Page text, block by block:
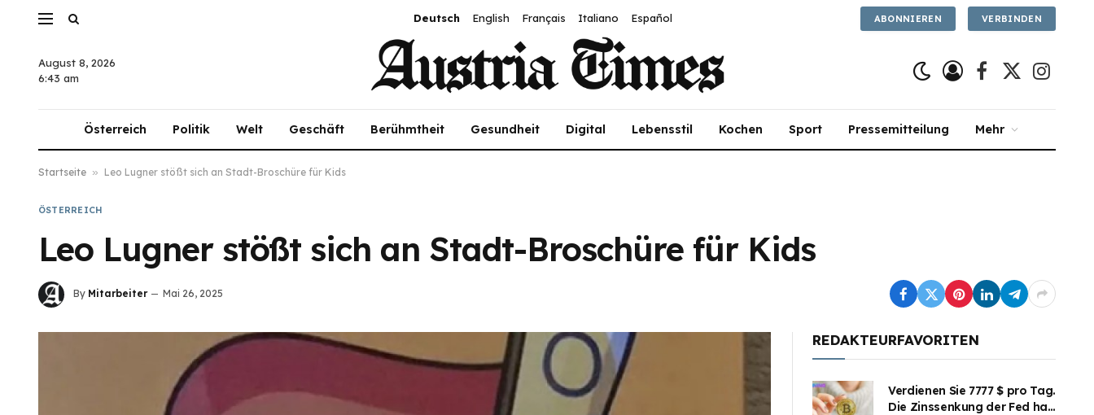
Deutsch English Français Italiano Español ABONNIEREN VERBINDEN
August 8, 2026
6:43 am
Facebook
X
Österreich Politik Welt Geschäft Berühmtheit Gesundheit Digital Lebensstil Kochen Sport Pressemitteilung Mehr
Startseite » Leo Lugner stößt sich an Stadt-Broschüre für Kids
ÖSTERREICH
Leo Lugner stößt sich an Stadt-Broschüre für Kids
By Mitarbeiter Mai 26, 2025
REDAKTEURFAVORITEN
Verdienen Sie 7777 $ pro Tag.
Die Zinssenkung der Fed hat